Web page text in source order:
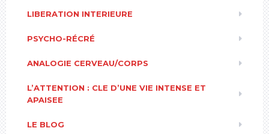
LIBERATION INTERIEURE
PSYCHO-RÉCRÉ
ANALOGIE CERVEAU/CORPS
L’ATTENTION : CLE D’UNE VIE INTENSE ET
APAISEE
LE BLOG